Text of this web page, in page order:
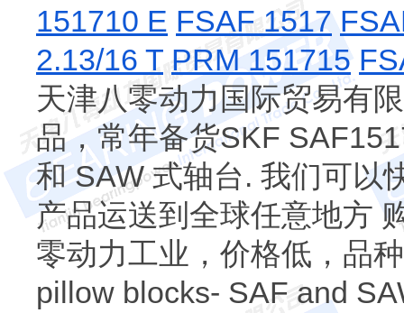
151710 E FSAF 1517
2.13/16 T PRM 151715
天津八零动力国际贸易有
品，常年备货SKF
和 SAW 式轴台. 我们可以
产品运送到全球任意地方
零动力工业，价格低，品
pillow blocks- SAF and